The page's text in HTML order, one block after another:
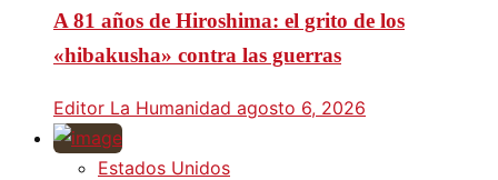
A 81 años de Hiroshima: el grito de los
«hibakusha» contra las guerras
Editor La Humanidad agosto 6, 2026
Estados Unidos